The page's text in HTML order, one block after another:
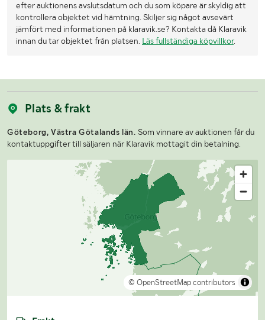
efter auktionens avslutsdatum och du som köpare är skyldig att
kontrollera objektet vid hämtning. Skiljer sig något avsevärt
jämfört med informationen på klaravik.se? Kontakta då Klaravik
innan du tar objektet från platsen. Läs fullständiga köpvillkor.
Plats & frakt
Göteborg, Västra Götalands län. Som vinnare av auktionen får du
kontaktuppgifter till säljaren när Klaravik mottagit din betalning.
© OpenStreetMap contributors